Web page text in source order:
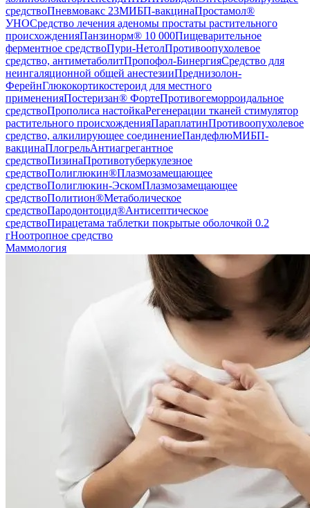
средствоПневмовакс 23МИБП-вакцинаПростамол®
УНОСредство лечения аденомы простаты растительного
происхожденияПанзинорм® 10 000Пищеварительное
ферментное средствоПури-НетолПротивоопухолевое
средство, антиметаболитПропофол-БинергияСредство для
неингаляционной общей анестезииПреднизолон-
ФерейнГлюкокортикостероид для местного
примененияПостеризан® ФортеПротивогеморроидальное
средствоПрополиса настойкаРегенерации тканей стимулятор
растительного происхожденияПараплатинПротивоопухолевое
средство, алкилирующее соединениеПандефлюМИБП-
вакцинаПлогрельАнтиагрегантное
средствоПизинаПротивотуберкулезное
средствоПолиглюкин®Плазмозамещающее
средствоПолиглюкин-ЭскомПлазмозамещающее
средствоПолитион®Метаболическое
средствоПародонтоцид®Антисептическое
средствоПирацетама таблетки покрытые оболочкой 0.2
гНоотропное средство
Маммология